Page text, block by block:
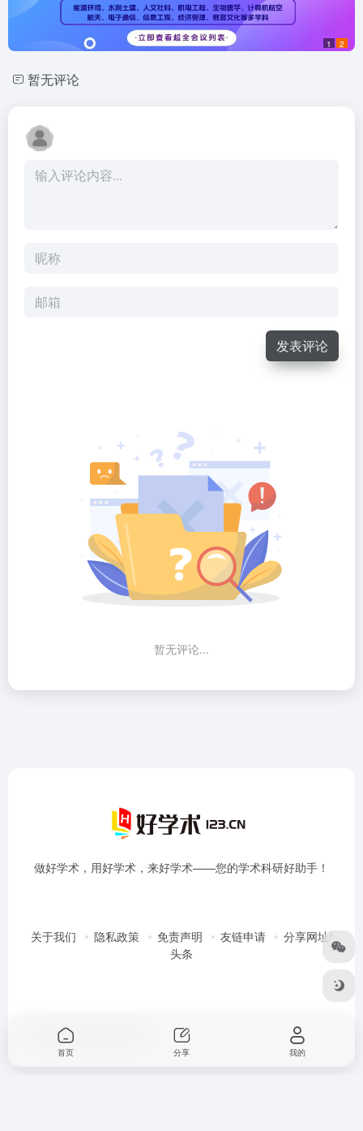
1 2
暂无评论
发表评论
暂无评论...
做好学术，用好学术，来好学术——您的学术科研好助手！
关于我们 隐私政策 免责声明 友链申请
分享网址/
头条
Copyright © 2026
首页 分享 我的